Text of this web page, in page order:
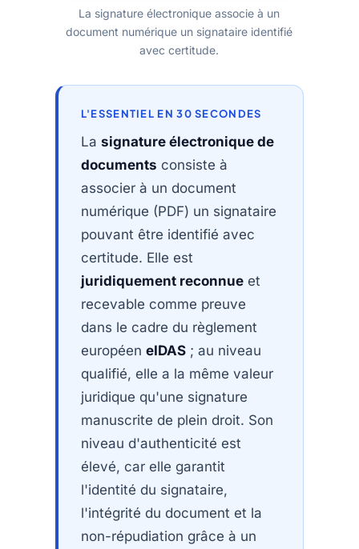
La signature électronique associe à un
document numérique un signataire identifié
avec certitude.
L'ESSENTIEL EN 30 SECONDES
La signature électronique de
documents consiste à
associer à un document
numérique (PDF) un signataire
pouvant être identifié avec
certitude. Elle est
juridiquement reconnueet
recevable comme preuve
dans le cadre du règlement
européen eIDAS; au niveau
qualifié, elle a la même valeur
juridique qu'une signature
manuscrite de plein droit. Son
niveau d'authenticité est
élevé, car elle garantit
l'identité du signataire,
l'intégrité du document et la
non-répudiation grâce à un